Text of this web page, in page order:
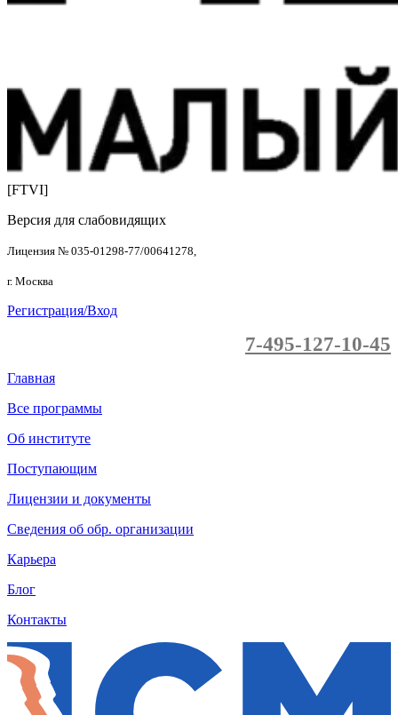
[FTVI]
Версия для слабовидящих
Лицензия № 035-01298-77/00641278,
г. Москва
Регистрация/Вход
7-495-127-10-45
Главная
Все программы
Об институте
Поступающим
Лицензии и документы
Сведения об обр. организации
Карьера
Блог
Контакты